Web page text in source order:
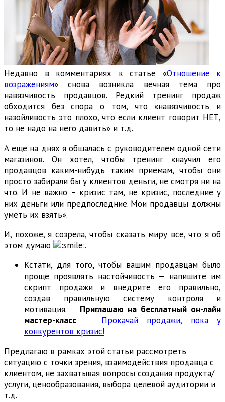
Недавно в комментариях к статье «Отношение к
возражениям» снова возникла вечная тема про
навязчивость продавцов. Редкий тренинг продаж
обходится без спора о том, что «навязчивость и
назойливость это плохо, что если клиент говорит НЕТ,
то не надо на него давить» и т.д.
А еще на днях я общалась с руководителем одной сети
магазинов. Он хотел, чтобы тренинг «научил его
продавцов каким-нибудь таким приемам, чтобы они
просто забирали бы у клиентов деньги, не смотря ни на
что. И не важно – кризис там, не кризис, последние у
них деньги или предпоследние. Мои продавцы должны
уметь их взять».
И, похоже, я созрела, чтобы сказать миру все, что я об
этом думаю
.
Кстати, для того, чтобы вашим продавцам было
проще проявлять настойчивость — напишите им
скрипт продажи и внедрите его правильно,
создав правильную систему контроля и
мотивация. Приглашаю на бесплатный он-лайн
мастер-класс Прокачай продажи, пока у
конкурентов кризис!
Предлагаю в рамках этой статьи рассмотреть
ситуацию с точки зрения, взаимодействия продавца с
клиентом, не захватывая вопросы создания продукта/
услуги, ценообразования, выбора целевой аудитории и
т.д.